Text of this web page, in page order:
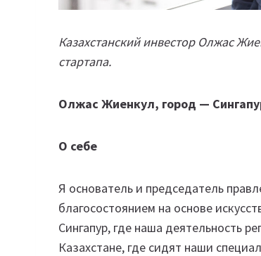
Казахстанский инвестор Олжас
стартапа.
Олжас Жиенкул, город —
О себе
Я основатель и председатель
благосостоянием на основе
Сингапур, где наша деятельность
Казахстане, где сидят наши